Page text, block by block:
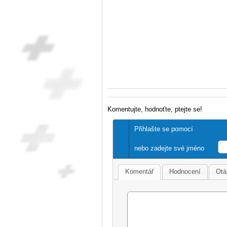
Komentujte, hodnoťte, ptejte se!
Přihlašte se pomocí
nebo zadejte své jméno
Komentář Hodnocení